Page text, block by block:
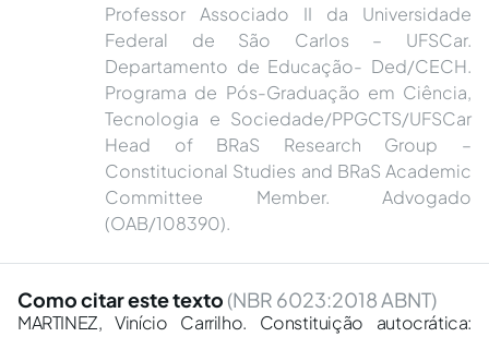
Professor Associado II da Universidade
Federal de São Carlos – UFSCar.
Departamento de Educação- Ded/CECH.
Programa de Pós-Graduação em Ciência,
Tecnologia e Sociedade/PPGCTS/UFSCar
Head of BRaS Research Group –
Constitucional Studies and BRaS Academic
Committee Member. Advogado
(OAB/108390).
Como citar este texto (NBR 6023:2018 ABNT)
MARTINEZ, Vinício Carrilho. Constituição autocrática: